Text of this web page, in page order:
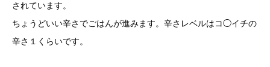
されています。
ちょうどいい辛さでごはんが進みます。辛さレベルはコ◯イチの
辛さ１くらいです。